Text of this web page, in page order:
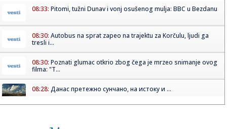
08:33: Pitomi, tužni Dunav i vonj osušenog mulja: BBC u Bezdanu
08:30: Autobus na sprat zapeo na trajektu za Korčulu, ljudi ga
tresli i...
08:30: Poznati glumac otkrio zbog čega je mrzeo snimanje ovog
filma: "T...
08:28: Данас претежно сунчано, на истоку и ...